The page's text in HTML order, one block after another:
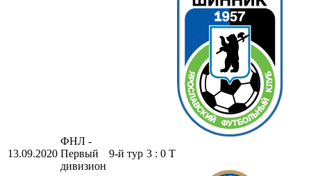
13.09.2020
ФНЛ -
Первый
дивизион
9-й тур 3 : 0 Т